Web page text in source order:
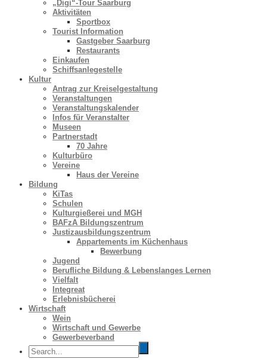
„Digi“-Tour Saarburg
Aktivitäten
Sportbox
Tourist Information
Gastgeber Saarburg
Restaurants
Einkaufen
Schiffsanlegestelle
Kultur
Antrag zur Kreiselgestaltung
Veranstaltungen
Veranstaltungskalender
Infos für Veranstalter
Museen
Partnerstadt
70 Jahre
Kulturbüro
Vereine
Haus der Vereine
Bildung
KiTas
Schulen
Kulturgießerei und MGH
BAFzA Bildungszentrum
Justizausbildungszentrum
Appartements im Küchenhaus
Bewerbung
Jugend
Berufliche Bildung & Lebenslanges Lernen
Vielfalt
Integreat
Erlebnisbücherei
Wirtschaft
Wein
Wirtschaft und Gewerbe
Gewerbeverband